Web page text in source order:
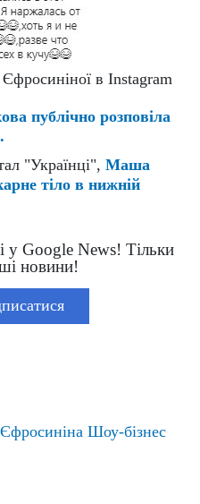
в Instagram
публічно розповіла
"Українці", Маша
тіло в нижній
у Google News! Тільки
новини!
Шоу-бізнес